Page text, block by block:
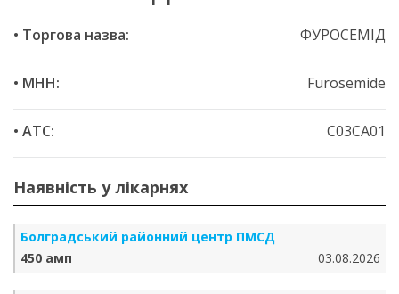
• Торгова назва: ФУРОСЕМІД
• МНН: Furosemide
• ATC: C03CA01
Наявність у лікарнях
Болградський районний центр ПМСД
450 амп
03.08.2026